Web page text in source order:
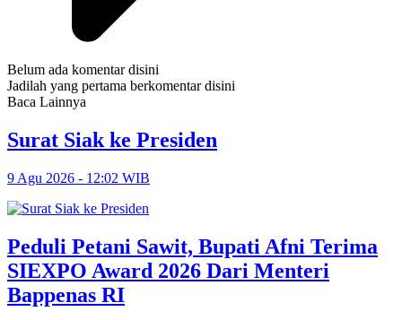
Belum ada komentar disini
Jadilah yang pertama berkomentar disini
Baca Lainnya
Surat Siak ke Presiden
9 Agu 2026 - 12:02 WIB
Peduli Petani Sawit, Bupati Afni Terima
SIEXPO Award 2026 Dari Menteri
Bappenas RI